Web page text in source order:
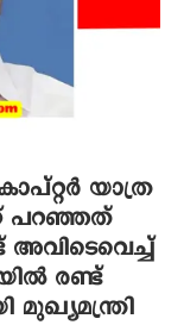
യാത്ര
പറഞ്ഞത്
രണ്ട്